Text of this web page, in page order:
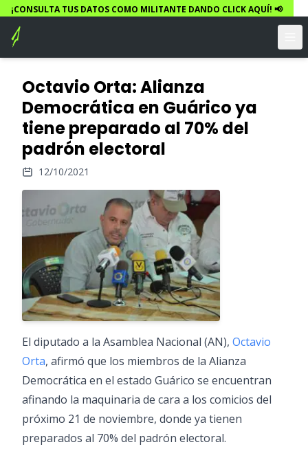
¡CONSULTA TUS DATOS COMO MILITANTE DANDO CLICK AQUÍ! 📢
Octavio Orta: Alianza
Democrática en Guárico ya
tiene preparado al 70% del
padrón electoral
12/10/2021
El diputado a la Asamblea Nacional (AN), Octavio
Orta, afirmó que los miembros de la Alianza
Democrática en el estado Guárico se encuentran
afinando la maquinaria de cara a los comicios del
próximo 21 de noviembre, donde ya tienen
preparados al 70% del padrón electoral.